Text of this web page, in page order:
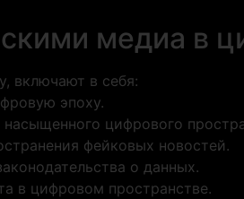
медиа в
включают в себя:
эпоху.
цифрового
фейковых новостей.
о данных.
в цифровом пространстве.